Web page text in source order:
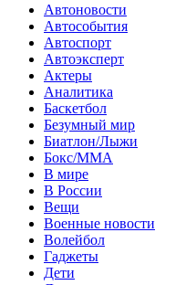
Автоновости
Автособытия
Автоспорт
Автоэксперт
Актеры
Аналитика
Баскетбол
Безумный мир
Биатлон/Лыжи
Бокс/MMA
В мире
В России
Вещи
Военные новости
Волейбол
Гаджеты
Дети